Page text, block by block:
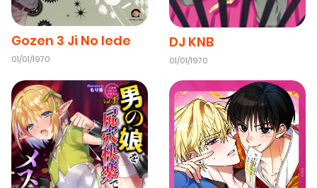
Gozen 3 Ji No Iede
01/01/1970
DJ KNB
01/01/1970